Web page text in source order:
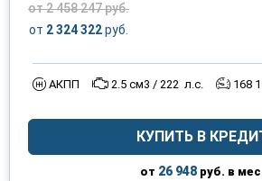
от 2 458 247 руб.
от 2 324 322руб.
АКПП 2.5 см3 / 222 л.с. 168
КУПИТЬ В
от 26 948 руб. в